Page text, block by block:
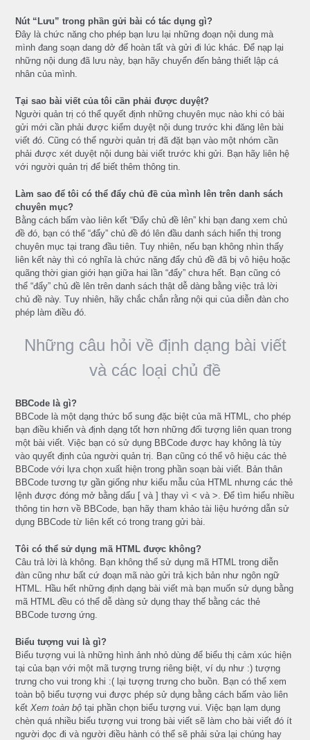
Nút “Lưu” trong phần gửi bài có tác dụng gì?
Đây là chức năng cho phép bạn lưu lại những đoạn nội dung mà
mình đang soạn dang dở để hoàn tất và gửi đi lúc khác. Để nạp lại
những nội dung đã lưu này, bạn hãy chuyển đến bảng thiết lập cá
nhân của mình.
Tại sao bài viết của tôi cần phải được duyệt?
Người quản trị có thể quyết định những chuyên mục nào khi có bài
gửi mới cần phải được kiểm duyệt nội dung trước khi đăng lên bài
viết đó. Cũng có thể người quản trị đã đặt bạn vào một nhóm cần
phải được xét duyệt nội dung bài viết trước khi gửi. Bạn hãy liên hệ
với người quản trị để biết thêm thông tin.
Làm sao để tôi có thể đẩy chủ đề của mình lên trên danh sách
chuyên mục?
Bằng cách bấm vào liên kết “Đẩy chủ đề lên” khi bạn đang xem chủ
đề đó, bạn có thể “đẩy” chủ đề đó lên đầu danh sách hiển thị trong
chuyên mục tại trang đầu tiên. Tuy nhiên, nếu bạn không nhìn thấy
liên kết này thì có nghĩa là chức năng đẩy chủ đề đã bị vô hiệu hoặc
quãng thời gian giới hạn giữa hai lần “đẩy” chưa hết. Bạn cũng có
thể “đẩy” chủ đề lên trên danh sách thật dễ dàng bằng việc trả lời
chủ đề này. Tuy nhiên, hãy chắc chắn rằng nội qui của diễn đàn cho
phép làm điều đó.
Những câu hỏi về định dạng bài viết
và các loại chủ đề
BBCode là gì?
BBCode là một dạng thức bổ sung đặc biệt của mã HTML, cho phép
bạn điều khiển và định dạng tốt hơn những đối tượng liên quan trong
một bài viết. Việc bạn có sử dụng BBCode được hay không là tùy
vào quyết định của người quản trị. Bạn cũng có thể vô hiệu các thẻ
BBCode với lựa chọn xuất hiện trong phần soạn bài viết. Bản thân
BBCode tương tự gần giống như kiểu mẫu của HTML nhưng các thẻ
lệnh được đóng mở bằng dấu [ và ] thay vì < và >. Để tìm hiểu nhiều
thông tin hơn về BBCode, bạn hãy tham khảo tài liệu hướng dẫn sử
dụng BBCode từ liên kết có trong trang gửi bài.
Tôi có thể sử dụng mã HTML được không?
Câu trả lời là không. Bạn không thể sử dụng mã HTML trong diễn
đàn cũng như bất cứ đoạn mã nào gửi trả kịch bản như ngôn ngữ
HTML. Hầu hết những định dạng bài viết mà bạn muốn sử dụng bằng
mã HTML đều có thể dễ dàng sử dụng thay thế bằng các thẻ
BBCode tương ứng.
Biểu tượng vui là gì?
Biểu tượng vui là những hình ảnh nhỏ dùng để biểu thị cảm xúc hiện
tại của bạn với một mã tượng trưng riêng biệt, ví dụ như :) tượng
trưng cho vui trong khi :( lại tượng trưng cho buồn. Bạn có thể xem
toàn bộ biểu tượng vui được phép sử dụng bằng cách bấm vào liên
kếtXem toàn bộ tại phần chọn biểu tượng vui. Việc bạn lạm dụng
chèn quá nhiều biểu tượng vui trong bài viết sẽ làm cho bài viết đó ít
người đọc đi và người điều hành có thể sẽ phải sửa lại chúng hay